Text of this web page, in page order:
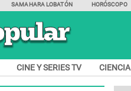
SAMAHARA LOBATÓN HORÓSCOPO
CINE Y SERIES TV CIENCIA